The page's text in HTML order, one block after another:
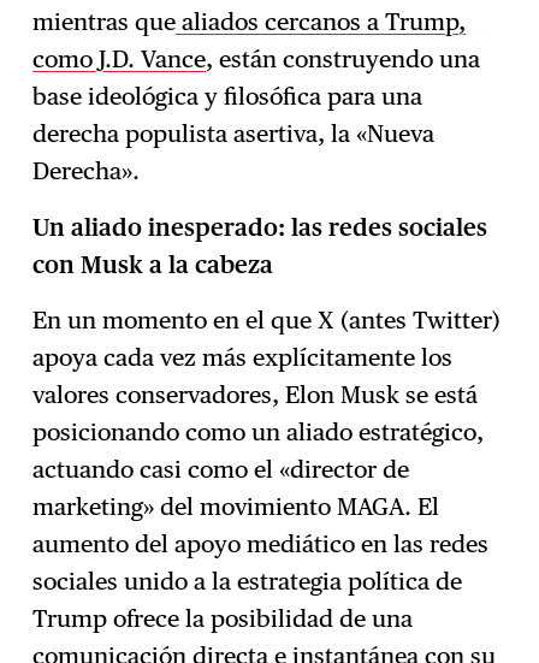
mientras que aliados cercanos a Trump,
como J.D. Vance, están construyendo una
base ideológica y filosófica para una
derecha populista asertiva, la «Nueva
Derecha».
Un aliado inesperado: las redes sociales
con Musk a la cabeza
En un momento en el que X (antes Twitter)
apoya cada vez más explícitamente los
valores conservadores, Elon Musk se está
posicionando como un aliado estratégico,
actuando casi como el «director de
marketing» del movimiento MAGA. El
aumento del apoyo mediático en las redes
sociales unido a la estrategia política de
Trump ofrece la posibilidad de una
comunicación directa e instantánea con su